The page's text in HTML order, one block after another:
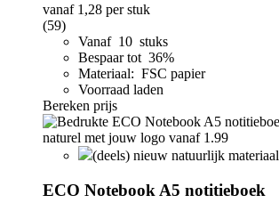
vanaf 1,28 per stuk
(59)
Vanaf 10 stuks
Bespaar tot 36%
Materiaal: FSC papier
Voorraad laden
Bereken prijs
(deels) nieuw natuurlijk materiaal
ECO Notebook A5 notitieboek